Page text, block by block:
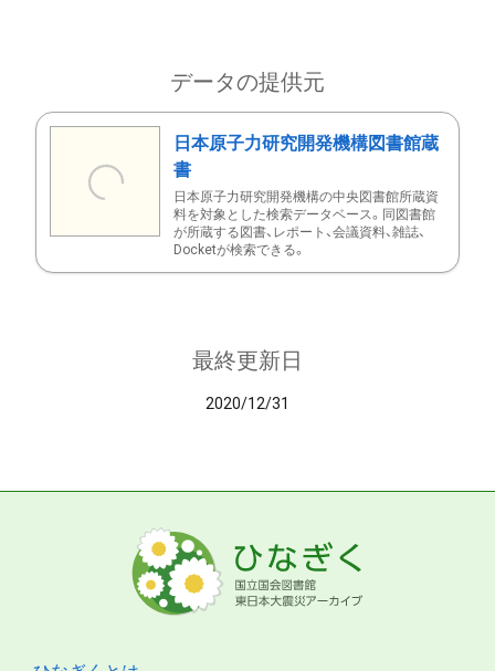
データの提供元
日本原子力研究開発機構図書館蔵
書
日本原子力研究開発機構の中央図書館所蔵資
料を対象とした検索データベース。同図書館
が所蔵する図書、レポート、会議資料、雑誌、
Docketが検索できる。
最終更新日
2020/12/31